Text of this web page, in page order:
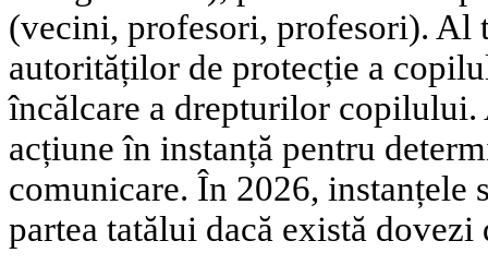
(vecini, profesori, profesori). Al
autorităților de protecție a
încălcare a drepturilor
acțiune în instanță pentru
comunicare. În 2026, instanțele
partea tatălui dacă există dovezi